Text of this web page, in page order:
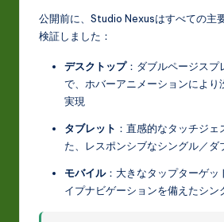
公開前に、Studio Nexusはすべての主
検証しました：
デスクトップ：ダブルページスプ
で、ホバーアニメーションにより
実現
タブレット ：直感的なタッチジェ
た、レスポンシブなシングル／ダ
モバイル：大きなタップターゲッ
イプナビゲーションを備えたシン